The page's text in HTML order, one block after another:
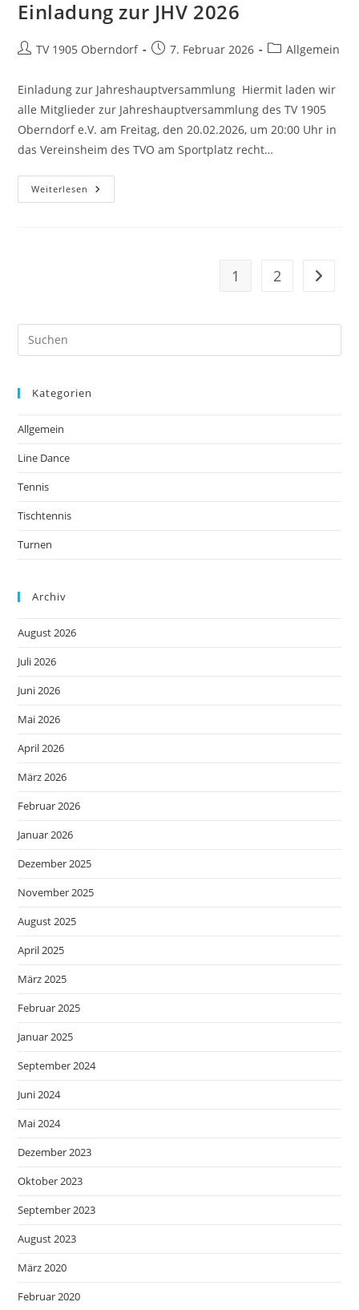
Einladung zur JHV 2026
TV 1905 Oberndorf 7. Februar 2026 Allgemein
Einladung zur Jahreshauptversammlung Hiermit laden wir
alle Mitglieder zur Jahreshauptversammlung des TV 1905
Oberndorf e.V. am Freitag, den 20.02.2026, um 20:00 Uhr in
das Vereinsheim des TVO am Sportplatz recht…
Weiterlesen
1 2
Kategorien
Allgemein
Line Dance
Tennis
Tischtennis
Turnen
Archiv
August 2026
Juli 2026
Juni 2026
Mai 2026
April 2026
März 2026
Februar 2026
Januar 2026
Dezember 2025
November 2025
August 2025
April 2025
März 2025
Februar 2025
Januar 2025
September 2024
Juni 2024
Mai 2024
Dezember 2023
Oktober 2023
September 2023
August 2023
März 2020
Februar 2020